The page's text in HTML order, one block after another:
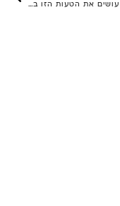
האם אתם עושים את הטעות הזו בעסק? (+סיפורון אישי)